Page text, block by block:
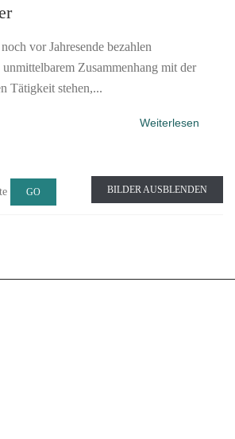
vor Jahresende bezahlen
Zusammenhang mit der
Tätigkeit stehen,...
Weiterlesen
BILDER AUSBLENDEN